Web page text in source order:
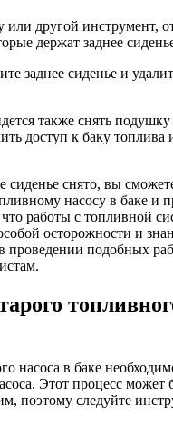
или другой инструмент,
держат заднее
заднее сиденье и
также снять подушку
доступ к баку
сиденье снято, вы
насосу в баке и
работы с топливной
осторожности и
проведении подобных
насоса в баке
Этот процесс может
поэтому следуйте